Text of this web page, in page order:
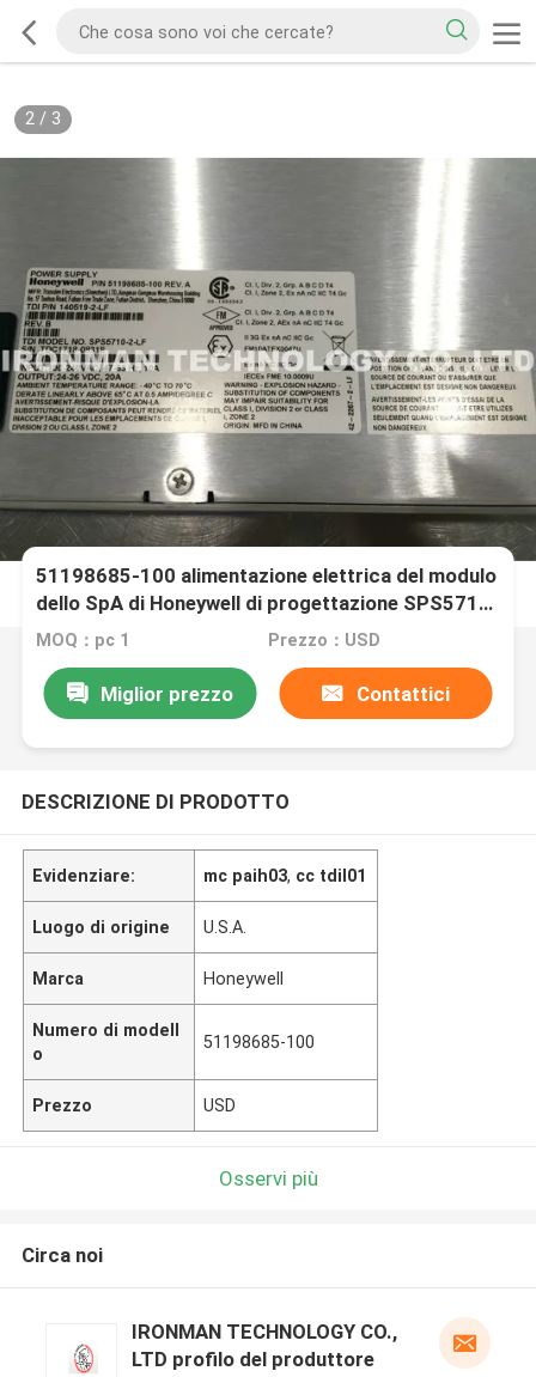
2/ 3
51198685-100 alimentazione elettrica del modulo
dello SpA di Honeywell di progettazione SPS5710
nuovissima in scatola
MOQ：pc 1 Prezzo：USD
Miglior prezzo Contattici
DESCRIZIONE DI PRODOTTO
Evidenziare: mc paih03, cc tdil01
Luogo di origine U.S.A.
Marca Honeywell
Numero di modell
o
51198685-100
Prezzo USD
Osservi più
Circa noi
IRONMAN TECHNOLOGY CO.,
LTD profilo del produttore